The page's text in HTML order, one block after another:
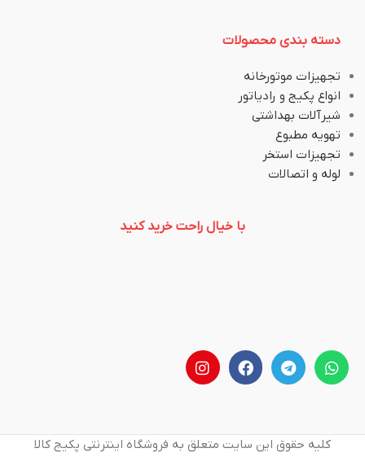
دسته بندی محصولات
تجهیزات موتورخانه
انواع پکیج و رادیاتور
شیرآلات بهداشتی
تهویه مطبوع
تجهیزات استخر
لوله و اتصالات
با خیال راحت خرید کنید
کلیه حقوق این سایت متعلق به فروشگاه اینترنتی پکیج کالا